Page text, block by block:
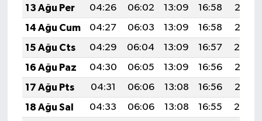
13 Ağu Per
04:26 06:02 13:09 16:58
20:07
14 Ağu Cum
04:27 06:03 13:09 16:58
20:06
15 Ağu Cts
04:29 06:04 13:09 16:57
20:04
16 Ağu Paz
04:30 06:05 13:09 16:56
20:03
17 Ağu Pts
04:31 06:06 13:08 16:56
20:02
18 Ağu Sal
04:33 06:06 13:08 16:55
20:00